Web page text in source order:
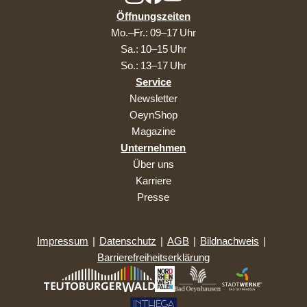
Öffnungszeiten
Mo.–Fr.: 09–17 Uhr
Sa.: 10–15 Uhr
So.: 13–17 Uhr
Service
Newsletter
OeynShop
Magazine
Unternehmen
Über uns
Karriere
Presse
Impressum | Datenschutz | AGB | Bildnachweis |
Barrierefreiheitserklärung